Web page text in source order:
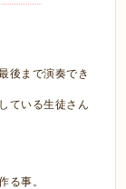
後まで演奏でき
ている生徒さん
る事。